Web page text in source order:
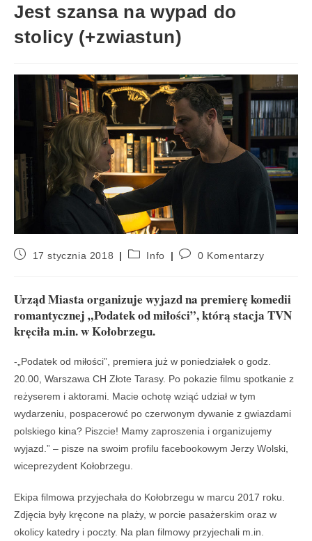
Jest szansa na wypad do
stolicy (+zwiastun)
17 stycznia 2018 Info 0 Komentarzy
Urząd Miasta organizuje wyjazd na premierę komedii
romantycznej „Podatek od miłości”, którą stacja TVN
kręciła m.in. w Kołobrzegu.
-„Podatek od miłości”, premiera już w poniedziałek o godz.
20.00, Warszawa CH Złote Tarasy. Po pokazie filmu spotkanie z
reżyserem i aktorami. Macie ochotę wziąć udział w tym
wydarzeniu, pospacerowć po czerwonym dywanie z gwiazdami
polskiego kina? Piszcie! Mamy zaproszenia i organizujemy
wyjazd.” – pisze na swoim profilu facebookowym Jerzy Wolski,
wiceprezydent Kołobrzegu.
Ekipa filmowa przyjechała do Kołobrzegu w marcu 2017 roku.
Zdjęcia były kręcone na plaży, w porcie pasażerskim oraz w
okolicy katedry i poczty. Na plan filmowy przyjechali m.in.